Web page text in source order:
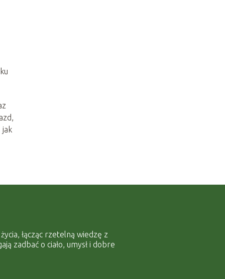
jak
łącząc rzetelną wiedzę z
zadbać o ciało, umysł i dobre